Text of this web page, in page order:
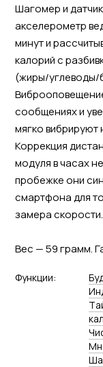
Шагомер и
акселерометр
минут и
калорий с
(жиры/углеводы/
сообщениях и
мягко вибрируют
Коррекция
модуля в часах
пробежке они
смартфона для
замера скорости.
Вес — 59 грамм.
Функции: